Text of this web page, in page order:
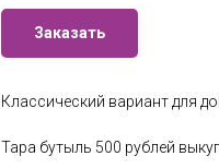
Заказать
Классический вариант для
Тара бутыль 500 рублей